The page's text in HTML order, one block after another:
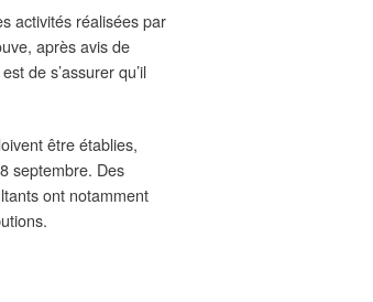
activités réalisées par
après avis de
de s’assurer qu’il
être établies,
septembre. Des
ont notamment